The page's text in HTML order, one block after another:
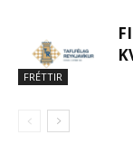
FRÉTTIR